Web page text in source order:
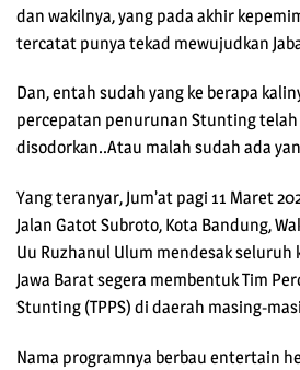
dan wakilnya, yang pada akhir
tercatat punya tekad mewujudkan
Dan, entah sudah yang ke berapa
percepatan penurunan Stunting
disodorkan..Atau malah sudah ada
Yang teranyar, Jum’at pagi 11 Maret
Jalan Gatot Subroto, Kota Bandung,
Uu Ruzhanul Ulum mendesak seluruh
Jawa Barat segera membentuk Tim
Stunting (TPPS) di daerah masing-
Nama programnya berbau entertain